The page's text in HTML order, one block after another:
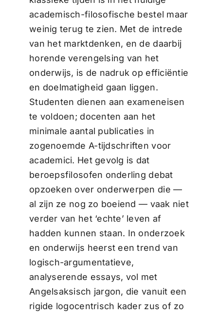
academisch-filosofische bestel maar
weinig terug te zien. Met de intrede
van het marktdenken, en de daarbij
horende verengelsing van het
onderwijs, is de nadruk op efficiëntie
en doelmatigheid gaan liggen.
Studenten dienen aan exameneisen
te voldoen; docenten aan het
minimale aantal publicaties in
zogenoemde A-tijdschriften voor
academici. Het gevolg is dat
beroepsfilosofen onderling debat
opzoeken over onderwerpen die —
al zijn ze nog zo boeiend — vaak niet
verder van het ‘echte’ leven af
hadden kunnen staan. In onderzoek
en onderwijs heerst een trend van
logisch-argumentatieve,
analyserende essays, vol met
Angelsaksisch jargon, die vanuit een
rigide logocentrisch kader zus of zo